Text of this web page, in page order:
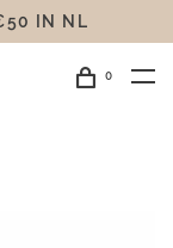
IN NL
0